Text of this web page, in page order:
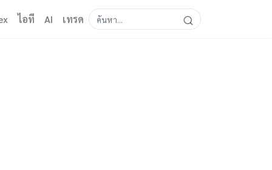
ไอที AI เทรด